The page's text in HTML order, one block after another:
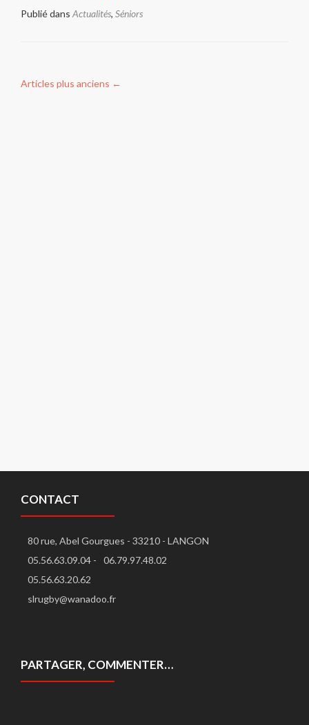
plus
au
Publié dans Actualités, Séniors
Articles plus anciens ←
CONTACT
80 rue, Abel Gourgues - 33210 - LANGON
05.56.63.09.04 -
06.79.97.48.02
05.56.63.20.62
slrugby@wanadoo.fr
PARTAGER, COMMENTER…